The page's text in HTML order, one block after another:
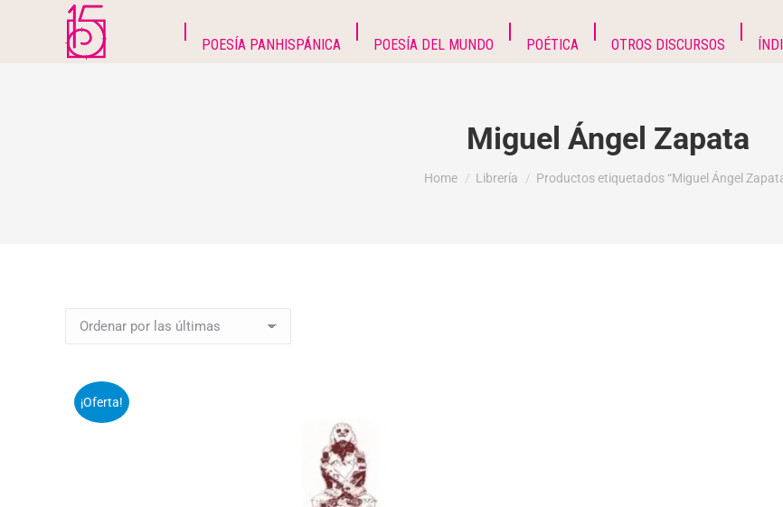
POESÍA PANHISPÁNICA POESÍA DEL MUNDO POÉTICA OTROS DISCURSOS
Miguel Ángel Zapata
You are here:
Home Librería Productos etiquetados “Miguel Ángel
¡Oferta!